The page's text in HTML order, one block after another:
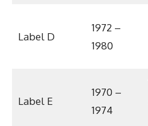
Label D
1972 –
1980
Label E
1970 –
1974